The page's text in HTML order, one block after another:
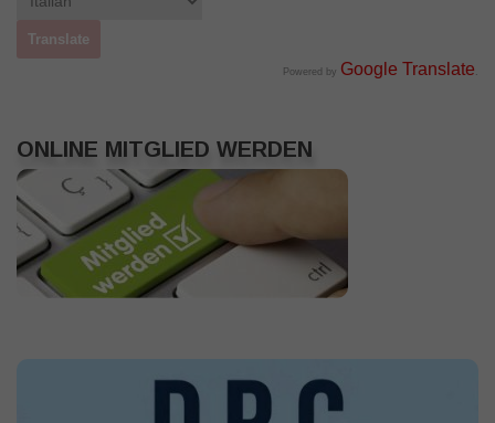
Powered by Google Translate .
ONLINE MITGLIED WERDEN